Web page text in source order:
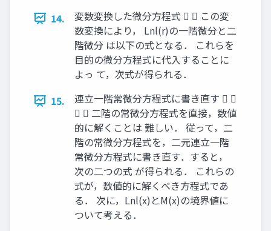
14.
変数変換した微分方程式   この変
数変換により， Lnl(r)の一階微分と二
階微分 は以下の式となる． これらを
目的の微分方程式に代入することに
よっ て，次式が得られる．
15.
連立一階常微分方程式に書き直す  
  二階の常微分方程式を直接，数値
的に解くことは 難しい． 従って，二
階の常微分方程式を，二元連立一階
常微分方程式に書き直す．すると，
次の二つの式 が得られる． これらの
式が，数値的に解くべき方程式であ
る． 次に，Lnl(x)とM(x)の境界値に
ついて考える．